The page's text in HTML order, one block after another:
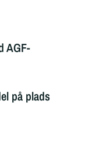
AGF-
på plads